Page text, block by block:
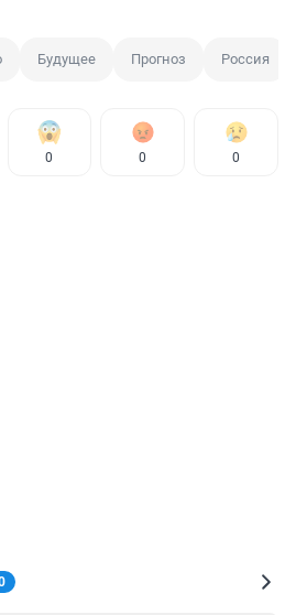
Будущее Прогноз Россия
0 0 0